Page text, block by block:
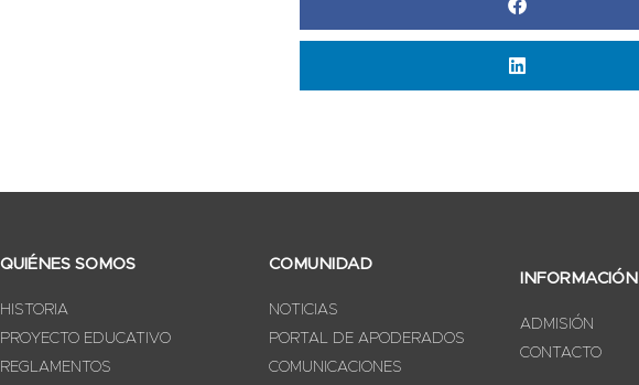
QUIÉNES SOMOS
HISTORIA
PROYECTO EDUCATIVO
REGLAMENTOS
COMUNIDAD
NOTICIAS
PORTAL DE APODERADOS
COMUNICACIONES
INFORMACIÓN
ADMISIÓN
CONTACTO